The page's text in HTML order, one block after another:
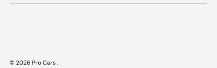
© 2026 Pro Cars.